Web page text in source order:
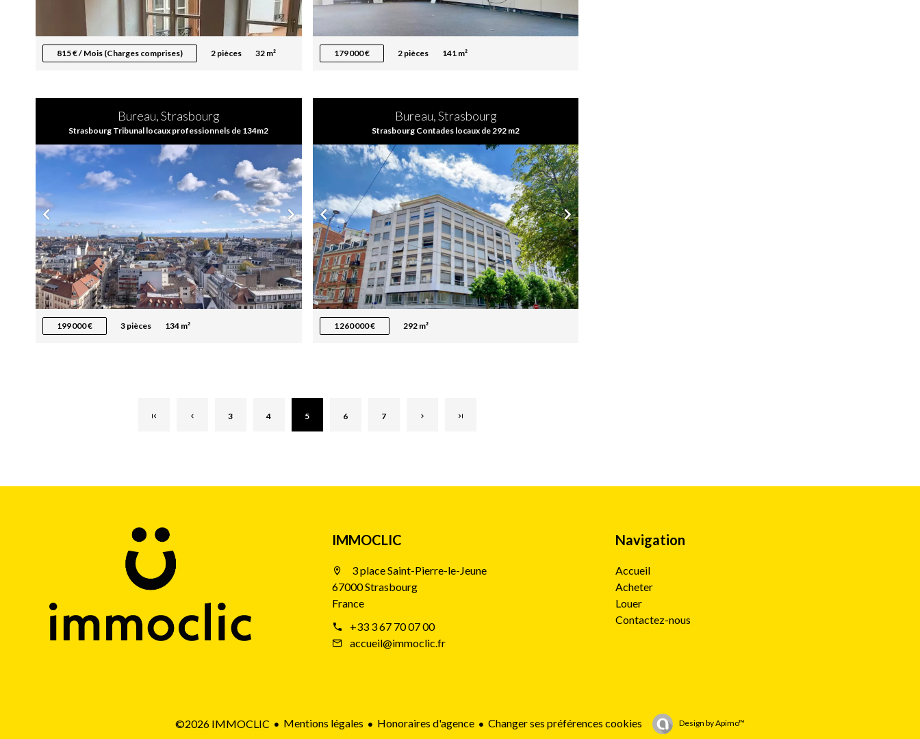
815 € / Mois (Charges comprises) 2 pièces 32 m² 179 000 € 2 pièces 141 m²
Bureau, Strasbourg
Strasbourg Tribunal locaux professionnels de 134m2
199 000 € 3 pièces 134 m²
Bureau, Strasbourg
Strasbourg Contades locaux de 292 m2
1 260 000 € 292 m²
3 4 5 6 7
IMMOCLIC
3 place Saint-Pierre-le-Jeune
67000 Strasbourg
France
+33 3 67 70 07 00
accueil@immoclic.fr
Navigation
Accueil
Acheter
Louer
Contactez-nous
©2026 IMMOCLIC Mentions légales Honoraires d'agence Changer ses préférences cookies Design byApimo™